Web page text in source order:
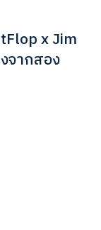
x Jim
จากสอง